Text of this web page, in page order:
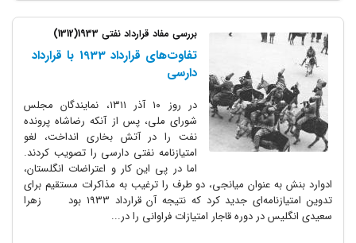
بررسی مفاد قرارداد نفتی 1933(1312)
تفاوت‌های قرارداد 1933 با قرارداد
دارسی
در روز ۱۰ آذر ۱۳۱۱، نمایندگان مجلس
شورای ملی، پس از آنکه رضاشاه پرونده
نفت را در آتش بخاری انداخت، لغو
امتیازنامه نفتی دارسی را تصویب کردند.
اما در پی این کار و اعتراضات انگلستان،
ادوارد بنش به عنوان میانجی، دو طرف را ترغیب به مذاکرات مستقیم برای
تدوین امتیازنامه‌ای جدید کرد که نتیجه آن قرارداد ۱۹۳۳ بود زهرا
سعیدی انگلیس در دوره قاجار امتیازات فراوانی را در...